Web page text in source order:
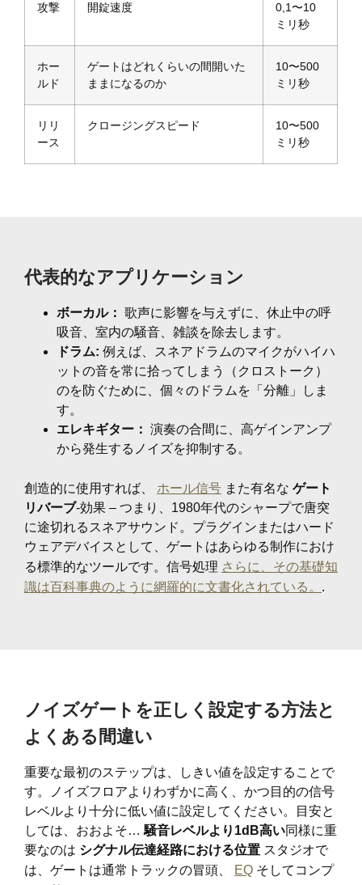
攻撃 開錠速度
0,1〜10
ミリ秒
ホー
ルド
ゲートはどれくらいの間開いた
ままになるのか
10〜500
ミリ秒
リリ
ース
クロージングスピード
10〜500
ミリ秒
代表的なアプリケーション
ボーカル： 歌声に影響を与えずに、休止中の呼
吸音、室内の騒音、雑談を除去します。
ドラム: 例えば、スネアドラムのマイクがハイハ
ットの音を常に拾ってしまう（クロストーク）
のを防ぐために、個々のドラムを「分離」しま
す。
エレキギター： 演奏の合間に、高ゲインアンプ
から発生するノイズを抑制する。
創造的に使用すれば、 ホール信号 また有名な ゲート
リバーブ-効果 – つまり、1980年代のシャープで唐突
に途切れるスネアサウンド。プラグインまたはハード
ウェアデバイスとして、ゲートはあらゆる制作におけ
る標準的なツールです。信号処理 さらに、その基礎知
識は百科事典のように網羅的に文書化されている。 .
ノイズゲートを正しく設定する方法と
よくある間違い
重要な最初のステップは、しきい値を設定することで
す。ノイズフロアよりわずかに高く、かつ目的の信号
レベルより十分に低い値に設定してください。目安と
しては、おおよそ… 騒音レベルより1dB高い同様に重
要なのは シグナル伝達経路における位置 スタジオで
は、ゲートは通常トラックの冒頭、
EQ そしてコンプ